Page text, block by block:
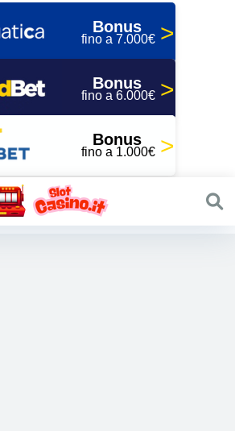
Bonus
fino a 7.000€
Bonus
fino a 6.000€
Bonus
fino a 1.000€